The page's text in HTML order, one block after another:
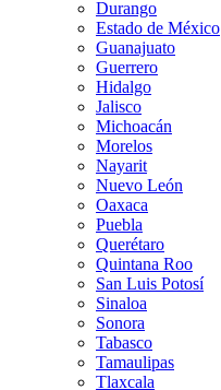
Durango
Estado de México
Guanajuato
Guerrero
Hidalgo
Jalisco
Michoacán
Morelos
Nayarit
Nuevo León
Oaxaca
Puebla
Querétaro
Quintana Roo
San Luis Potosí
Sinaloa
Sonora
Tabasco
Tamaulipas
Tlaxcala